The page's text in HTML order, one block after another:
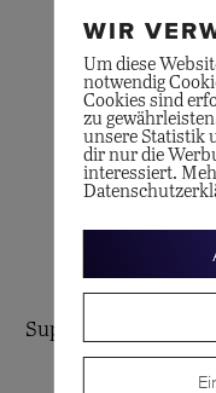
BREITLING
Super Chronomat
WIR
Um diese
notwendig
Cookies sind
zu
unsere Statistik
dir nur die
interessiert.